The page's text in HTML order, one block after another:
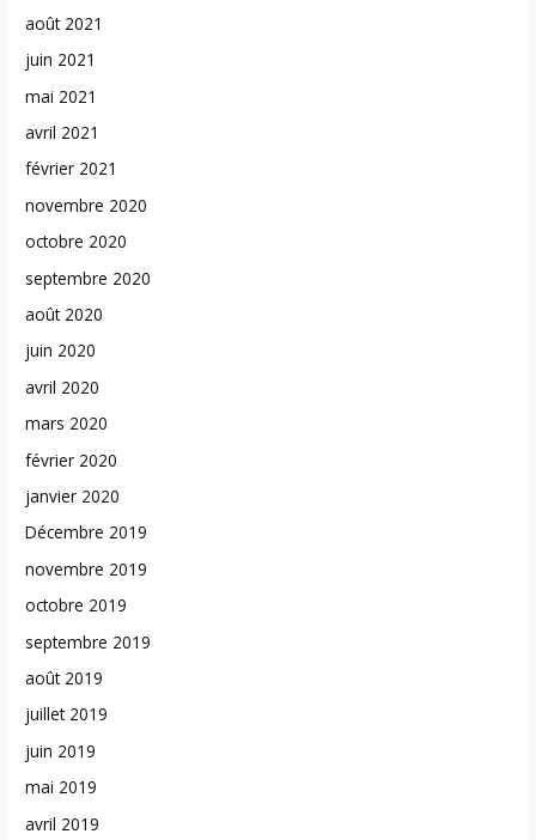
août 2021
juin 2021
mai 2021
avril 2021
février 2021
novembre 2020
octobre 2020
septembre 2020
août 2020
juin 2020
avril 2020
mars 2020
février 2020
janvier 2020
Décembre 2019
novembre 2019
octobre 2019
septembre 2019
août 2019
juillet 2019
juin 2019
mai 2019
avril 2019